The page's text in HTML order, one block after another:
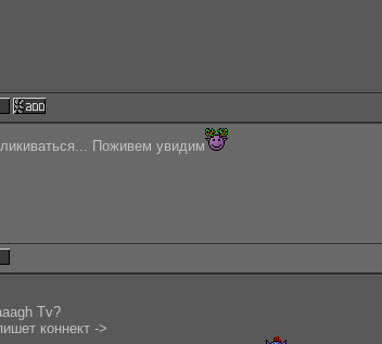
Поживем увидим
Tv?
коннект ->